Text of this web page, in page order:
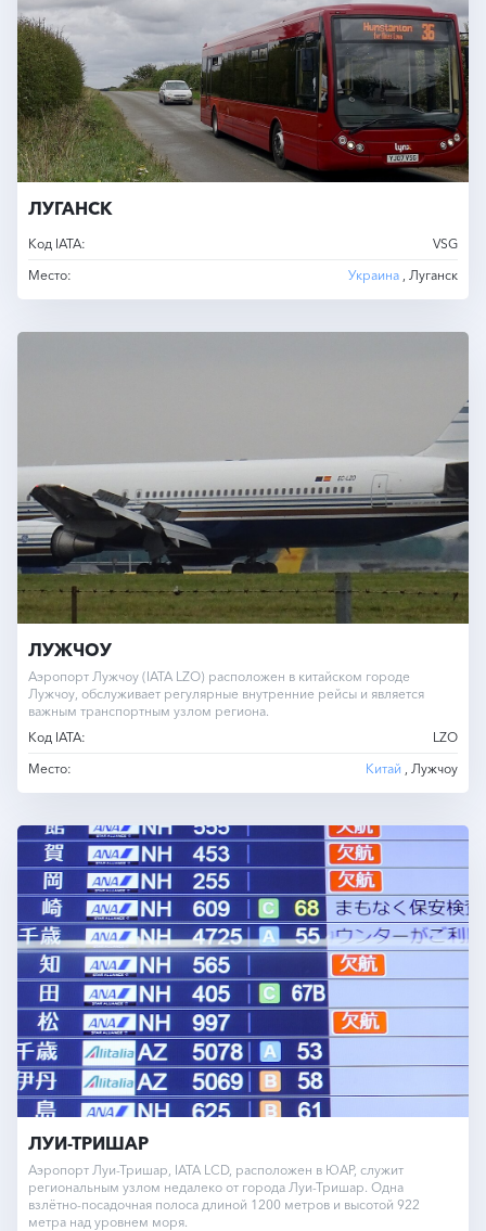
ЛУГАНСК
Код IATA:
VSG
Место:
Украина , Луганск
ЛУЖЧОУ
Аэропорт Лужчоу (IATA LZO) расположен в китайском городе
Лужчоу, обслуживает регулярные внутренние рейсы и является
важным транспортным узлом региона.
Код IATA:
LZO
Место:
Китай , Лужчоу
ЛУИ-ТРИШАР
Аэропорт Луи-Тришар, IATA LCD, расположен в ЮАР, служит
региональным узлом недалеко от города Луи-Тришар. Одна
взлётно-посадочная полоса длиной 1200 метров и высотой 922
метра над уровнем моря.